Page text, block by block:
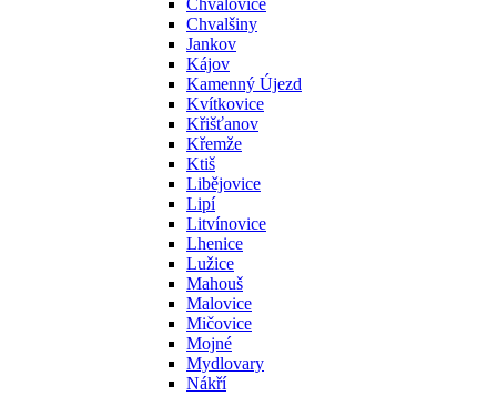
Chvalovice
Chvalšiny
Jankov
Kájov
Kamenný Újezd
Kvítkovice
Křišťanov
Křemže
Ktiš
Libějovice
Lipí
Litvínovice
Lhenice
Lužice
Mahouš
Malovice
Mičovice
Mojné
Mydlovary
Nákří